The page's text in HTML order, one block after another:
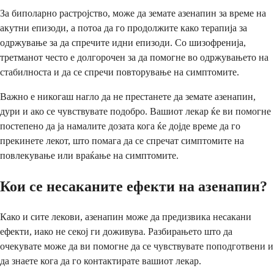
За биполарно растројство, може да земате азенапин за време на
акутни епизоди, а потоа да го продолжите како терапија за
одржување за да спречите идни епизоди. Со шизофренија,
третманот често е долгорочен за да помогне во одржувањето на
стабилноста и да се спречи повторување на симптомите.
Важно е никогаш нагло да не престанете да земате азенапин,
дури и ако се чувствувате подобро. Вашиот лекар ќе ви помогне
постепено да ја намалите дозата кога ќе дојде време да го
прекинете лекот, што помага да се спречат симптомите на
повлекување или враќање на симптомите.
Кои се несаканите ефекти на азенапин?
Како и сите лекови, азенапин може да предизвика несакани
ефекти, иако не секој ги доживува. Разбирањето што да
очекувате може да ви помогне да се чувствувате поподготвени и
да знаете кога да го контактирате вашиот лекар.